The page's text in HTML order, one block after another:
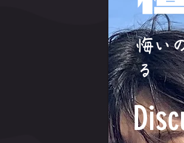
悔い
る